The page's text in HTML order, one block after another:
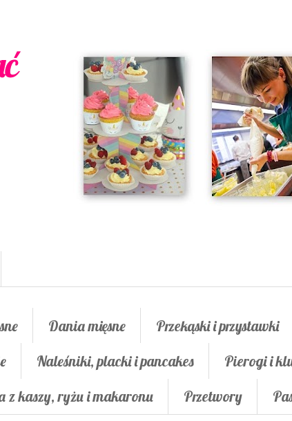
Dania mięsne Przekąski i przystawki
Naleśniki, placki i pancakes Pierogi i
z kaszy, ryżu i makaronu Przetwory